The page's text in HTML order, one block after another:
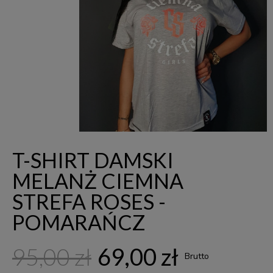
T-SHIRT DAMSKI
MELANŻ CIEMNA
STREFA ROSES -
POMARAŃCZ
95,00 zł 69,00 zł Brutto